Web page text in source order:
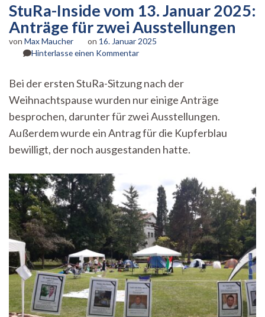
StuRa-Inside vom 13. Januar 2025:
Anträge für zwei Ausstellungen
von Max Maucher on 16. Januar 2025
Hinterlasse einen Kommentarzu
vom
13.
Januar
2025:
Anträge
für
Bei der ersten StuRa-Sitzung nach der
Weihnachtspause wurden nur einige Anträge
besprochen, darunter für zwei Ausstellungen.
Außerdem wurde ein Antrag für die Kupferblau
bewilligt, der noch ausgestanden hatte.